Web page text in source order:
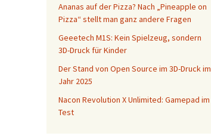
Ananas auf der Pizza? Nach „Pineapple on
Pizza“ stellt man ganz andere Fragen
Geeetech M1S: Kein Spielzeug, sondern
3D-Druck für Kinder
Der Stand von Open Source im 3D-Druck im
Jahr 2025
Nacon Revolution X Unlimited: Gamepad im
Test